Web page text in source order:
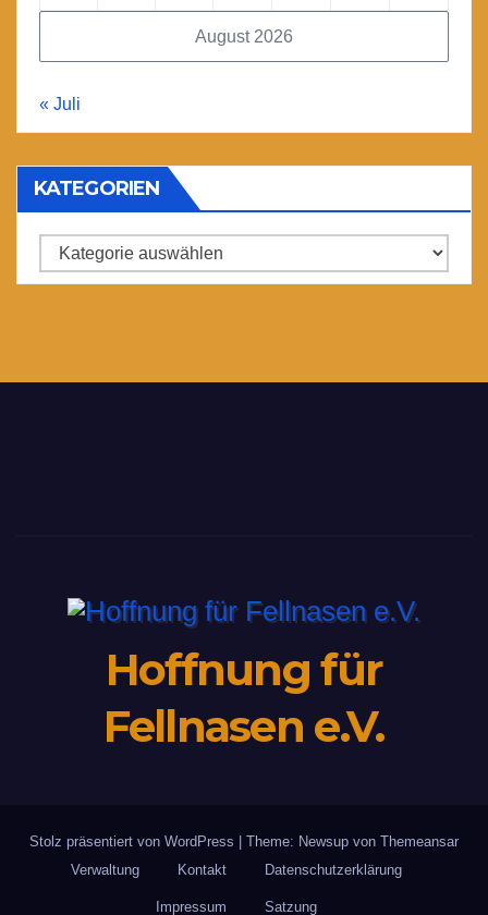
August 2026
« Juli
KATEGORIEN
Kategorien
Hoffnung für
Fellnasen e.V.
Stolz präsentiert von WordPress Theme: Newsup von Themeansar
Verwaltung
Kontakt Datenschutzerklärung
Impressum Satzung